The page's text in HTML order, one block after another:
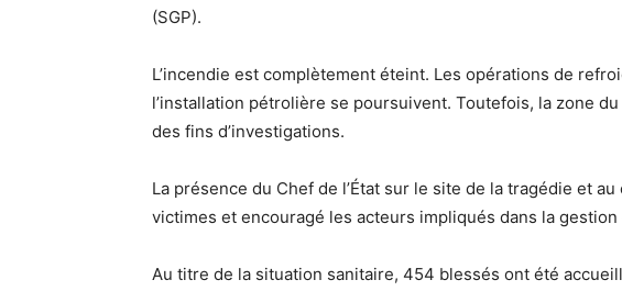
(SGP).
L’incendie est complètement éteint. Les opérations de
l’installation pétrolière se poursuivent. Toutefois, la zone
des fins d’investigations.
La présence du Chef de l’État sur le site de la tragédie et
victimes et encouragé les acteurs impliqués dans la gestion
Au titre de la situation sanitaire, 454 blessés ont été